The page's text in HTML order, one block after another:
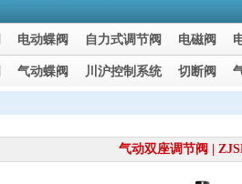
电动蝶阀 自力式调节阀 电磁阀
气动蝶阀 川沪控制系统 切断阀
气动双座调节阀 |